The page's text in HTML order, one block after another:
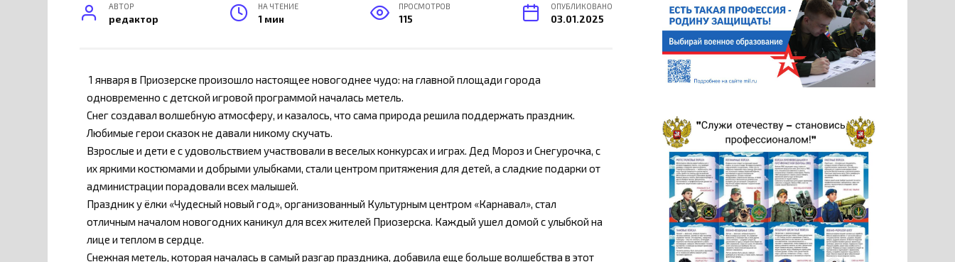
АВТОР
редактор
НА ЧТЕНИЕ
1 мин
ПРОСМОТРОВ
115
ОПУБЛИКОВАНО
03.01.2025
1 января в Приозерске произошло настоящее новогоднее чудо: на главной площади города
одновременно с детской игровой программой началась метель.
Снег создавал волшебную атмосферу, и казалось, что сама природа решила поддержать праздник.
Любимые герои сказок не давали никому скучать.
Взрослые и дети е с удовольствием участвовали в веселых конкурсах и играх. Дед Мороз и Снегурочка, с
их яркими костюмами и добрыми улыбками, стали центром притяжения для детей, а сладкие подарки от
администрации порадовали всех малышей.
Праздник у ёлки «Чудесный новый год», организованный Культурным центром «Карнавал», стал
отличным началом новогодних каникул для всех жителей Приозерска. Каждый ушел домой с улыбкой на
лице и теплом в сердце.
Снежная метель, которая началась в самый разгар праздника, добавила еще больше волшебства в этот